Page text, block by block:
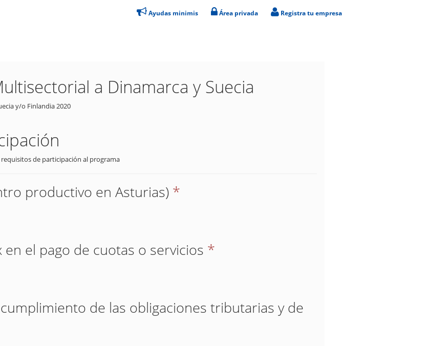
Registra tu empresa
Área privada
Ayudas minimis
a Dinamarca y Suecia
y/o Finlandia 2020
de participación al programa
productivo en Asturias) *
el pago de cuotas o servicios *
de las obligaciones tributarias y de